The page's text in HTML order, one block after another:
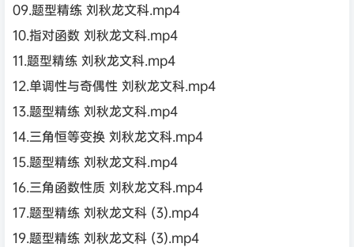
09.题型精练 刘秋龙文科.mp4
10.指对函数 刘秋龙文科.mp4
11.题型精练 刘秋龙文科.mp4
12.单调性与奇偶性 刘秋龙文科.mp4
13.题型精练 刘秋龙文科.mp4
14.三角恒等变换 刘秋龙文科.mp4
15.题型精练 刘秋龙文科.mp4
16.三角函数性质 刘秋龙文科.mp4
17.题型精练 刘秋龙文科 (3).mp4
19.题型精练 刘秋龙文科 (3).mp4